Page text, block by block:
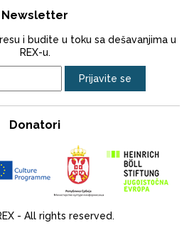
Newsletter
i budite u toku sa dešavanjima u
REX-u.
Donatori
- All rights reserved.